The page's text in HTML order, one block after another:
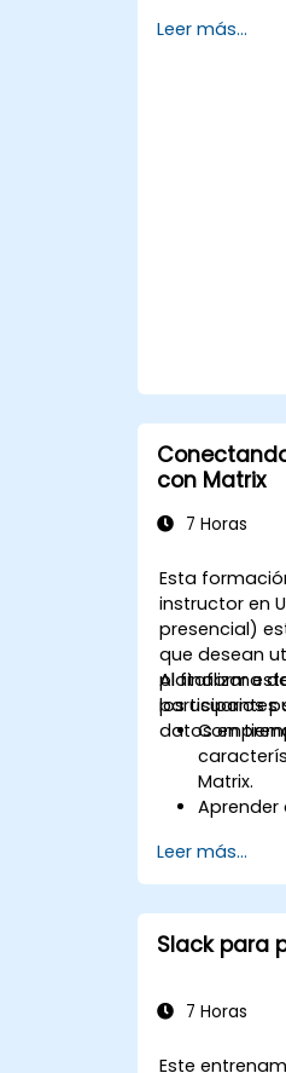
Leer más...
con Matrix
7 Horas
Esta
instructor en
presencial)
que desean
plataforma
los usuarios
datos en
Al finalizar
participantes
Matrix.
Aprender
extremo
un
Oracle
de
Leer más...
Slack para
7 Horas
Este